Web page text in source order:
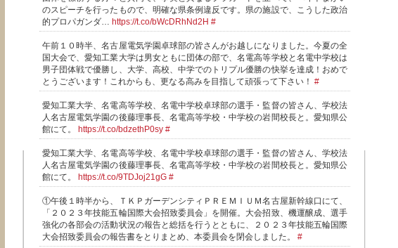
のスピーチを行ったもので、明確な県条例違反です。県の施設で、こうした政治
的プロパガンダ… https://t.co/bWcDRhNd2H #
午前１０時半、名古屋電気学園卓球部の皆さんがお越しになりました。今夏の全
国大会で、愛知工業大学は男女ともに団体の部で、名電高等学校と名電中学校は
男子団体戦で優勝し、大学、高校、中学でのトリプル優勝の快挙を達成！おめで
とうございます！これからも、更なる高みを目指して頑張って下さい！ #
愛知工業大学、名電高等学校、名電中学校卓球部の選手・監督の皆さん、学校法
人名古屋電気学園の後藤理事長、名電高等学校・中学校の岩間校長と。愛知県公
館にて。
https://t.co/bdzethP0sy #
愛知工業大学、名電高等学校、名電中学校卓球部の選手・監督の皆さん、学校法
人名古屋電気学園の後藤理事長、名電高等学校・中学校の岩間校長と。愛知県公
館にて。
https://t.co/9TDJoj21gG #
①午後１時半から、ＴＫＰガーデンシティＰＲＥＭＩＵＭ名古屋新幹線口にて、
「２０２３年技能五輪国際大会招致委員会」を開催。大会招致、機運醸成、選手
強化の各部会の活動状況の報告と総括を行うとともに、２０２３年技能五輪国際
大会招致委員会の報告書をとりまとめ、本委員会を閉会しました。 #